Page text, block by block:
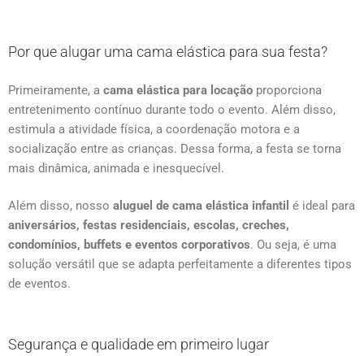
Por que alugar uma cama elástica para sua festa?
Primeiramente, a cama elástica para locação proporciona
entretenimento contínuo durante todo o evento. Além disso,
estimula a atividade física, a coordenação motora e a
socialização entre as crianças. Dessa forma, a festa se torna
mais dinâmica, animada e inesquecível.
Além disso, nosso aluguel de cama elástica infantil é ideal para
aniversários, festas residenciais, escolas, creches,
condomínios, buffets e eventos corporativos. Ou seja, é uma
solução versátil que se adapta perfeitamente a diferentes tipos
de eventos.
Segurança e qualidade em primeiro lugar